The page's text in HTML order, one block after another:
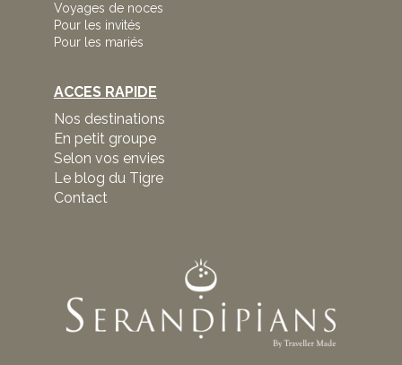
Voyages de noces
Pour les invités
Pour les mariés
ACCES RAPIDE
Nos destinations
En petit groupe
Selon vos envies
Le blog du Tigre
Contact